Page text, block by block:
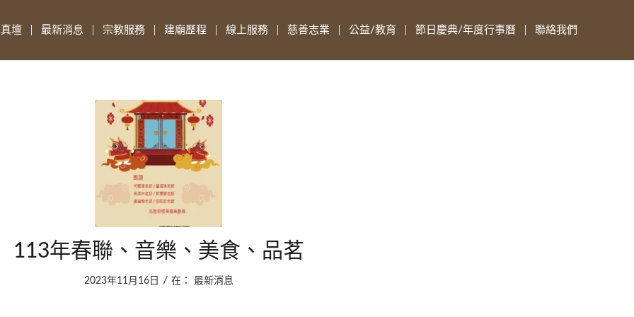
壇 最新消息 宗教服務 建廟歷程 線上服務 慈善志業 公益/教育 節日慶典/年度行事曆 聯絡我們
113年春聯、音樂、美食、品茗
2023年11月16日 / 在： 最新消息